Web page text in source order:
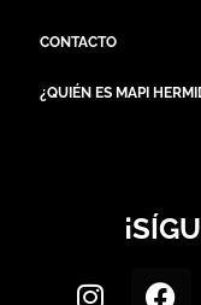
CONTACTO
¿QUIÉN ES MAPI